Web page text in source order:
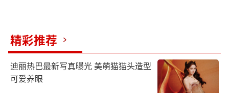
精彩推荐
迪丽热巴最新写真曝光 美萌猫猫头造型
可爱养眼